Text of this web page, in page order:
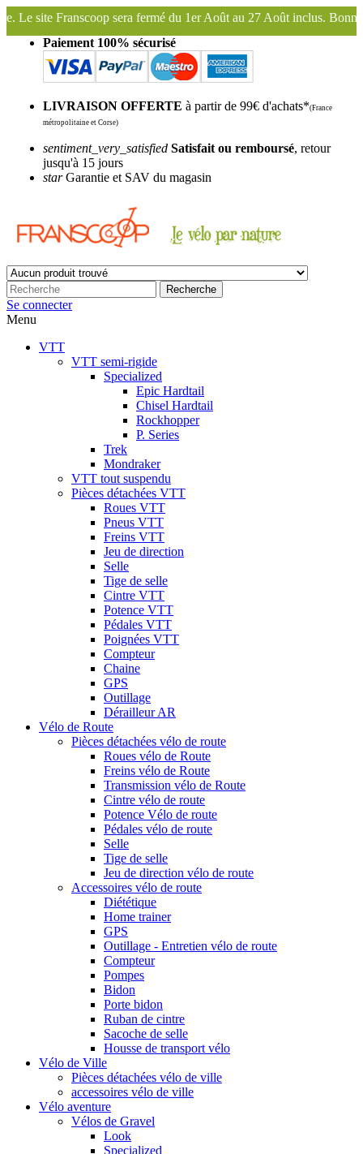
du 1er Août au 27 Août inclus. Bonnes vacances !
Franscoop,
Paiement 100% sécurisé
LIVRAISON OFFERTE à partir de 99€ d'achats*(France
métropolitaine et Corse)
sentiment_very_satisfied Satisfait ou remboursé, retour
jusqu'à 15 jours
starGarantie et SAV du magasin
Recherche
Se connecter
Menu
VTT
VTT semi-rigide
Specialized
Epic Hardtail
Chisel Hardtail
Rockhopper
P. Series
Trek
Mondraker
VTT tout suspendu
Pièces détachées VTT
Roues VTT
Pneus VTT
Freins VTT
Jeu de direction
Selle
Tige de selle
Cintre VTT
Potence VTT
Pédales VTT
Poignées VTT
Compteur
Chaine
GPS
Outillage
Dérailleur AR
Vélo de Route
Pièces détachées vélo de route
Roues vélo de Route
Freins vélo de Route
Transmission vélo de Route
Cintre vélo de route
Potence Vélo de route
Pédales vélo de route
Selle
Tige de selle
Jeu de direction vélo de route
Accessoires vélo de route
Diététique
Home trainer
GPS
Outillage - Entretien vélo de route
Compteur
Pompes
Bidon
Porte bidon
Ruban de cintre
Sacoche de selle
Housse de transport vélo
Vélo de Ville
Pièces détachées vélo de ville
accessoires vélo de ville
Vélo aventure
Vélos de Gravel
Look
Specialized